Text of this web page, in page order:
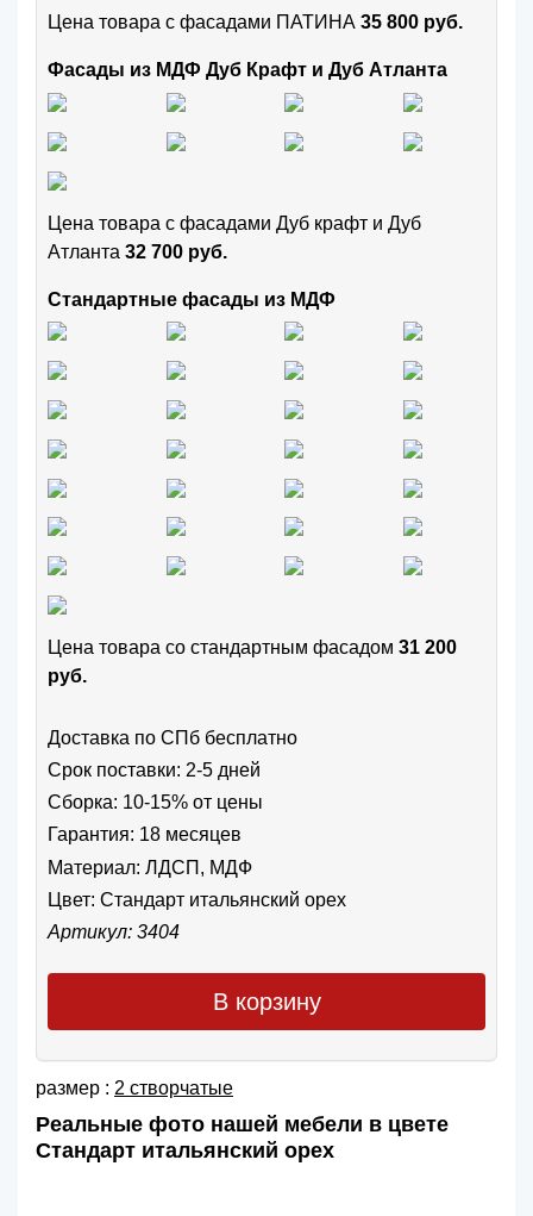
Цена товара с фасадами ПАТИНА 35 800 руб.
Фасады из МДФ Дуб Крафт и Дуб Атланта
Цена товара с фасадами Дуб крафт и Дуб
Атланта 32 700 руб.
Стандартные фасады из МДФ
Цена товара cо стандартным фасадом 31 200
руб.
Доставка по СПб бесплатно
Срок поставки: 2-5 дней
Сборка: 10-15% от цены
Гарантия: 18 месяцев
Материал: ЛДСП, МДФ
Цвет: Стандарт итальянский орех
Артикул: 3404
В корзину
размер : 2 створчатые
Реальные фото нашей мебели в цвете
Стандарт итальянский орех